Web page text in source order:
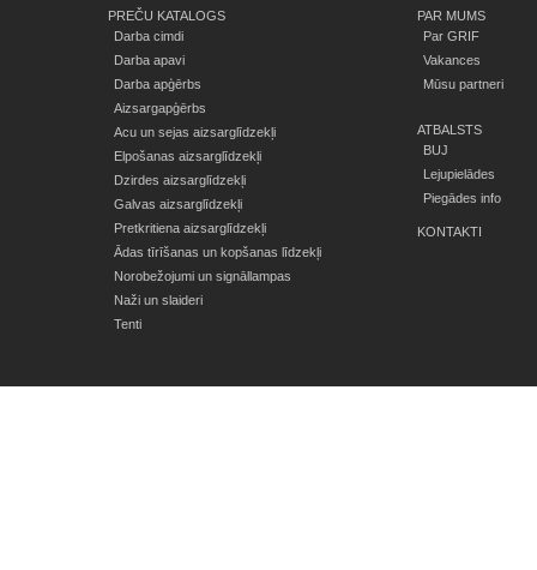
PREČU KATALOGS
Darba cimdi
Darba apavi
Darba apģērbs
Aizsargapģērbs
Acu un sejas aizsarglīdzekļi
Elpošanas aizsarglīdzekļi
Dzirdes aizsarglīdzekļi
Galvas aizsarglīdzekļi
Pretkritiena aizsarglīdzekļi
Ādas tīrīšanas un kopšanas līdzekļi
Norobežojumi un signāllampas
Naži un slaideri
Tenti
PAR MUMS
Par GRIF
Vakances
Mūsu partneri
ATBALSTS
BUJ
Lejupielādes
Piegādes info
KONTAKTI